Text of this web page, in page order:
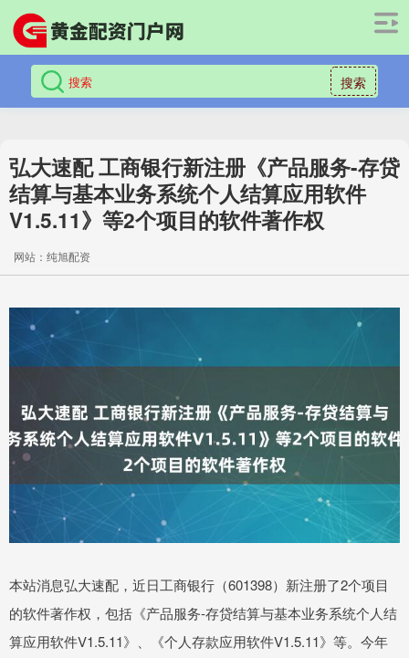
搜索
弘大速配 工商银行新注册《产品服务-存贷
结算与基本业务系统个人结算应用软件
V1.5.11》等2个项目的软件著作权
网站：纯旭配资
本站消息弘大速配，近日工商银行（601398）新注册了2个项目
的软件著作权，包括《产品服务-存贷结算与基本业务系统个人结
算应用软件V1.5.11》、《个人存款应用软件V1.5.11》等。今年